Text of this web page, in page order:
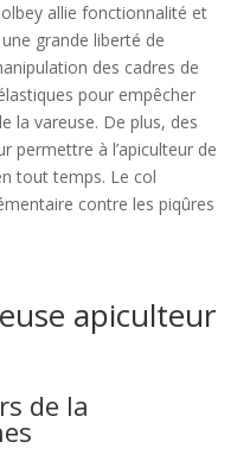
allie fonctionnalité et
grande liberté de
des cadres de
pour empêcher
la vareuse. De plus, des
permettre à l’apiculteur de
tout temps. Le col
contre les piqûres
apiculteur
de la